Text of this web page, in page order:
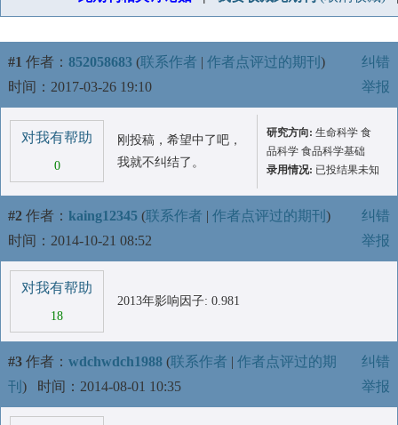
#1 作者： 852058683 (联系作者 | 作者点评过的期刊 )
时间：2017-03-26 19:10
纠错
举报
对我有帮助
0
刚投稿，希望中了吧，
我就不纠结了。
研究方向: 生命科学 食
品科学 食品科学基础
录用情况: 已投结果未知
#2 作者： kaing12345 (联系作者 | 作者点评过的期刊 )
时间：2014-10-21 08:52
纠错
举报
对我有帮助
18
2013年影响因子: 0.981
#3 作者： wdchwdch1988 (联系作者 | 作者点评过的期
刊 ) 时间：2014-08-01 10:35
纠错
举报